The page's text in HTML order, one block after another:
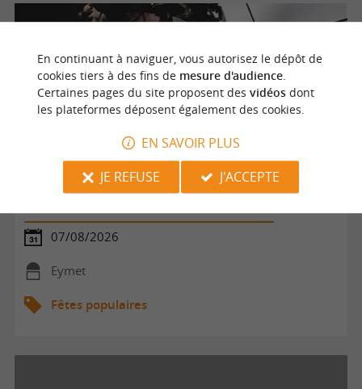
Atelier rencontres | Po'Eymet-vous
07/08/2026
Eymet
Fêtes populaires
En continuant à naviguer, vous autorisez le dépôt de
cookies tiers à des fins de mesure d'audience.
Certaines pages du site proposent des vidéosdont
les plateformes déposent également des cookies.
EN SAVOIR PLUS
JE REFUSE
J'ACCEPTE